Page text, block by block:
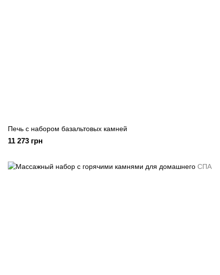
Печь с набором базальтовых камней
11 273 грн